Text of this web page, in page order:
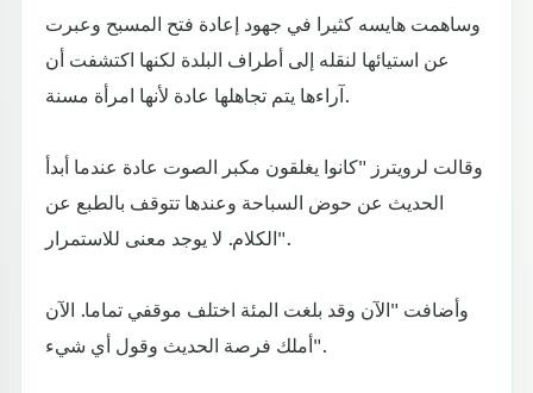
وساهمت هايسه كثيرا في جهود إعادة فتح المسبح وعبرت
عن استيائها لنقله إلى أطراف البلدة لكنها اكتشفت أن
آراءها يتم تجاهلها عادة لأنها امرأة مسنة.
وقالت لرويترز "كانوا يغلقون مكبر الصوت عادة عندما أبدأ
الحديث عن حوض السباحة وعندها تتوقف بالطبع عن
الكلام. لا يوجد معنى للاستمرار".
وأضافت "الآن وقد بلغت المئة اختلف موقفي تماما. الآن
أملك فرصة الحديث وقول أي شيء".